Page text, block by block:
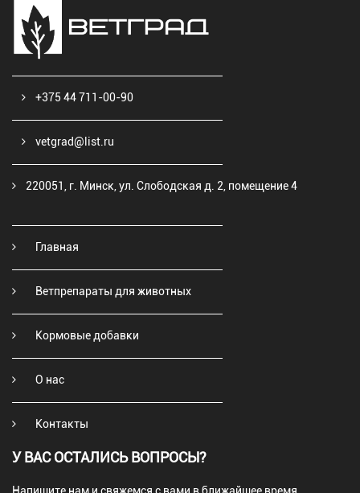
+375 44 711-00-90
vetgrad@list.ru
220051, г. Минск, ул. Слободская д. 2, помещение 4
Главная
Ветпрепараты для животных
Кормовые добавки
О нас
Контакты
У ВАС ОСТАЛИСЬ ВОПРОСЫ?